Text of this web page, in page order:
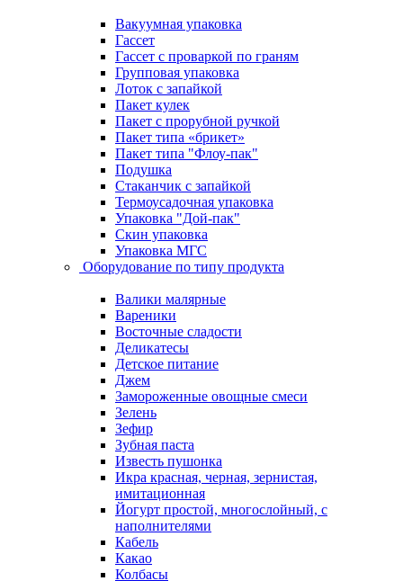
Вакуумная упаковка
Гассет
Гассет с проваркой по граням
Групповая упаковка
Лоток с запайкой
Пакет кулек
Пакет с прорубной ручкой
Пакет типа «брикет»
Пакет типа "Флоу-пак"
Подушка
Стаканчик с запайкой
Термоусадочная упаковка
Упаковка "Дой-пак"
Скин упаковка
Упаковка МГС
Оборудование по типу продукта
Валики малярные
Вареники
Восточные сладости
Деликатесы
Детское питание
Джем
Замороженные овощные смеси
Зелень
Зефир
Зубная паста
Известь пушонка
Икра красная, черная, зернистая,
имитационная
Йогурт простой, многослойный, с
наполнителями
Кабель
Какао
Колбасы